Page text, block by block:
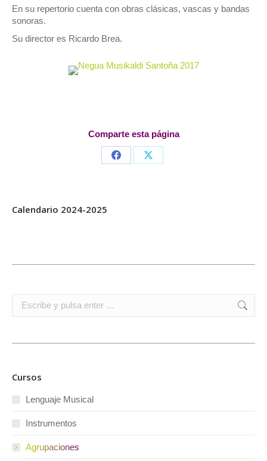
En su repertorio cuenta con obras clásicas, vascas y bandas
sonoras.
Su director es Ricardo Brea.
Comparte esta página
Share
Share
Calendario 2024-2025
Cursos
Lenguaje Musical
Instrumentos
Agrupaciones